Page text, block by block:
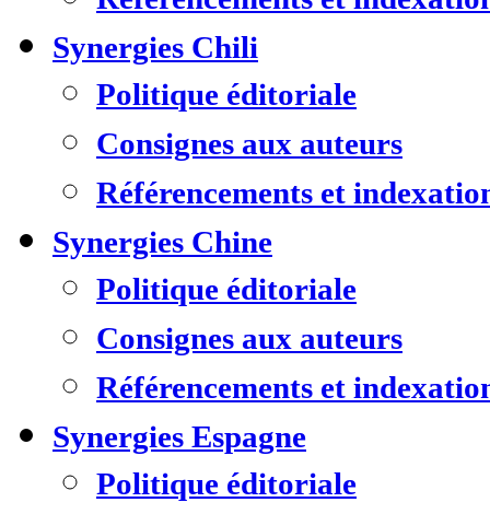
Synergies Chili
Politique éditoriale
Consignes aux auteurs
Référencements et
Synergies Chine
Politique éditoriale
Consignes aux auteurs
Référencements et
Synergies Espagne
Politique éditoriale